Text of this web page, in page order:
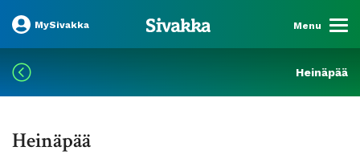
MySivakka Menu
Heinäpää
Heinäpää